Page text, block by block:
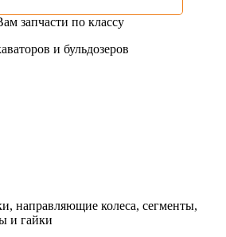
запчасти по классу
и бульдозеров
направляющие колеса, сегменты,
и гайки